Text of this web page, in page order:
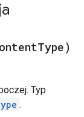
Type)
Typ
.